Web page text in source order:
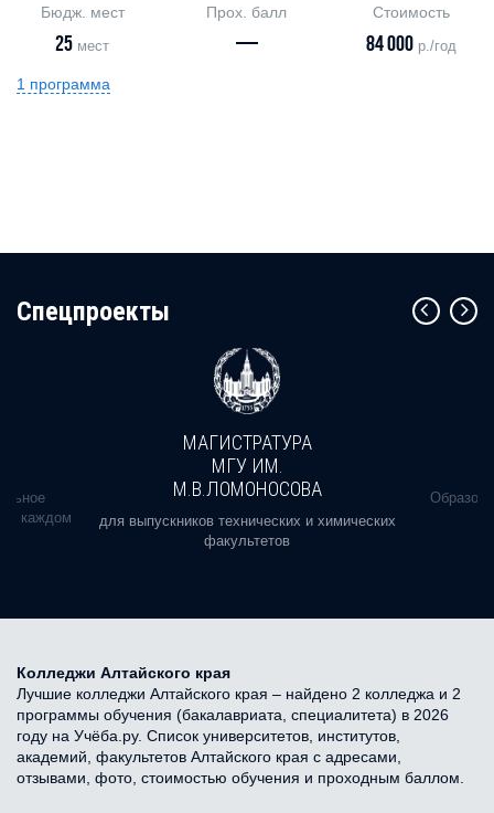
Бюдж. мест
25 мест
Прох. балл
—
Стоимость
84 000 р./год
1 программа
Cпецпроекты
в каждом
МАГИСТРАТУРА
МГУ ИМ.
М.В.ЛОМОНОСОВА
для выпускников технических и химических
факультетов
Колледжи Алтайского края
Лучшие колледжи Алтайского края – найдено 2 колледжа и 2
программы обучения (бакалавриата, специалитета) в 2026
году на Учёба.ру. Список университетов, институтов,
академий, факультетов Алтайского края с адресами,
отзывами, фото, стоимостью обучения и проходным баллом.